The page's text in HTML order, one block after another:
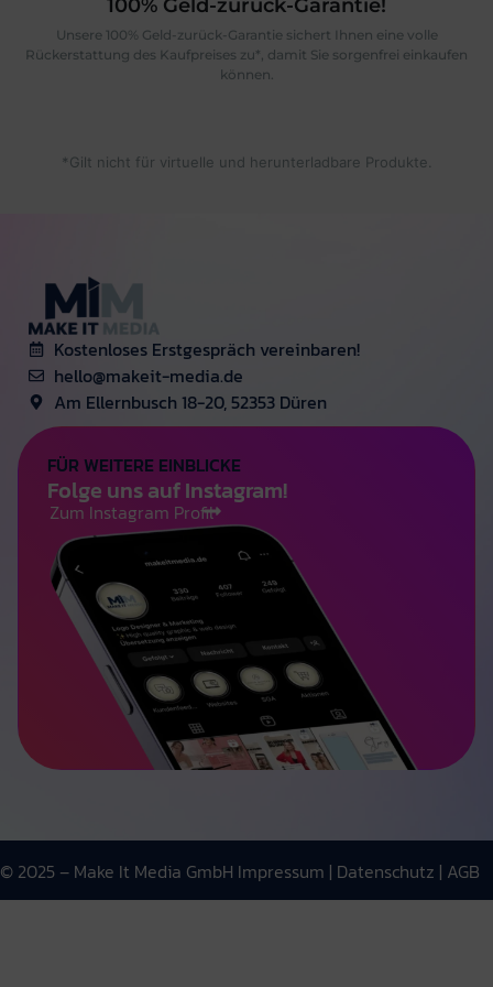
100% Geld-zurück-Garantie!
Unsere 100% Geld-zurück-Garantie sichert Ihnen eine volle
Rückerstattung des Kaufpreises zu*, damit Sie sorgenfrei einkaufen
können.
freuen uns auf eine weiterhin erfolgreiche
Zusammenarbeit und können Make it Media
wärmstens empfehlen!
*Gilt nicht für virtuelle und herunterladbare Produkte.
Kostenloses Erstgespräch vereinbaren!
hello@makeit-media.de
Am Ellernbusch 18-20, 52353 Düren
FÜR WEITERE EINBLICKE
Folge uns auf Instagram!
Zum Instagram Profil
© 2025 – Make It Media GmbH Impressum | Datenschutz | AGB